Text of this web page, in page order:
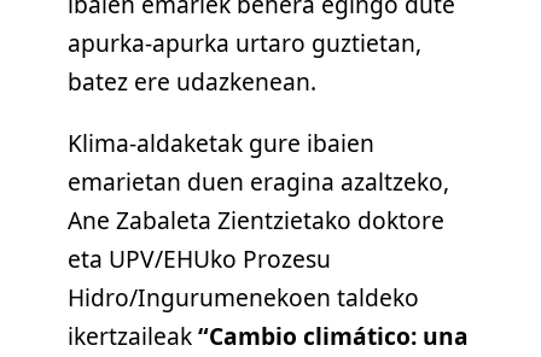
apurka-apurka urtaro guztietan,
batez ere udazkenean.
Klima-aldaketak gure ibaien
emarietan duen eragina azaltzeko,
Ane Zabaleta Zientzietako doktore
eta UPV/EHUko Prozesu
Hidro/Ingurumenekoen taldeko
ikertzaileak“Cambio climático: una